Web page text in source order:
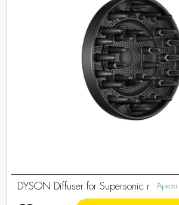
DYSON Diffuser for Supersonic r Άμεσα